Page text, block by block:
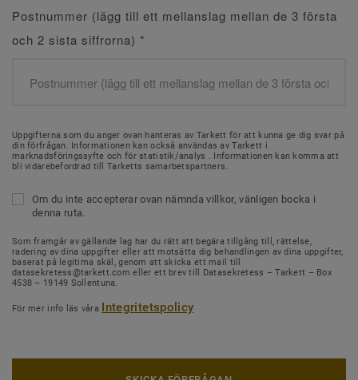
Postnummer (lägg till ett mellanslag mellan de 3 första
och 2 sista siffrorna) *
Uppgifterna som du anger ovan hanteras av Tarkett för att kunna ge dig svar på
din förfrågan. Informationen kan också användas av Tarkett i
marknadsföringssyfte och för statistik/analys . Informationen kan komma att
bli vidarebefordrad till Tarketts samarbetspartners.
Om du inte accepterar ovan nämnda villkor, vänligen bocka i
denna ruta.
Som framgår av gällande lag har du rätt att begära tillgång till, rättelse,
radering av dina uppgifter eller att motsätta dig behandlingen av dina uppgifter,
baserat på legitima skäl, genom att skicka ett mail till
datasekretess@tarkett.com eller ett brev till Datasekretess – Tarkett – Box
4538 – 19149 Sollentuna.
För mer info läs våra Integritetspolicy